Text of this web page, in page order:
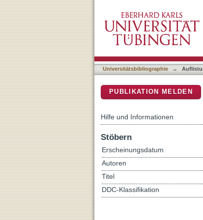
Universitätsbibliographie →
PUBLIKATION MELDEN
Hilfe und Informationen
Stöbern
Erscheinungsdatum
Autoren
Titel
DDC-Klassifikation